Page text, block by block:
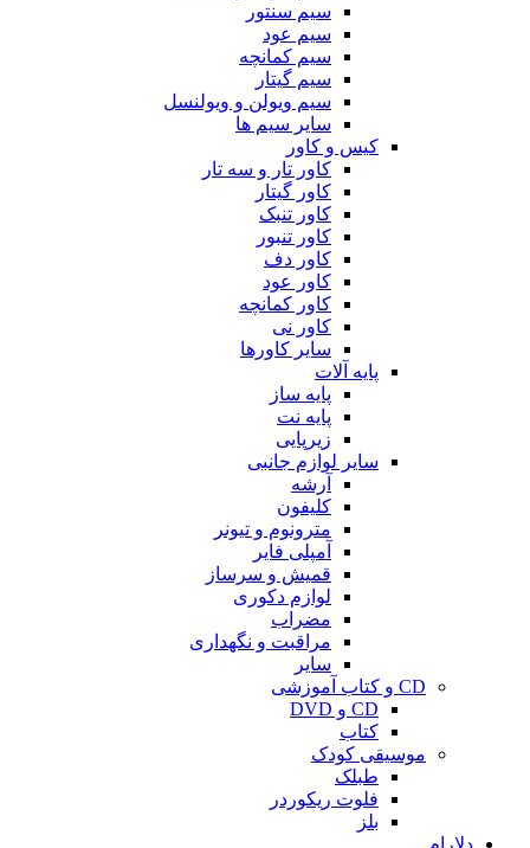
سیم سنتور
سیم عود
سیم کمانچه
سیم گیتار
سیم ویولن و ویولنسل
سایر سیم ها
کیس و کاور
کاور تار و سه تار
کاور گیتار
کاور تنبک
کاور تنبور
کاور دف
کاور عود
کاور کمانچه
کاور نی
سایر کاورها
پایه آلات
پایه ساز
پایه نت
زیرپایی
سایر لوازم جانبی
آرشه
کلیفون
مترونوم و تیونر
آمپلی فایر
قمیش و سرساز
لوازم دکوری
مضراب
مراقبت و نگهداری
سایر
CD و کتاب آموزشی
CD و DVD
کتاب
موسیقی کودک
طبلک
فلوت ریکوردر
بلز
دلارام